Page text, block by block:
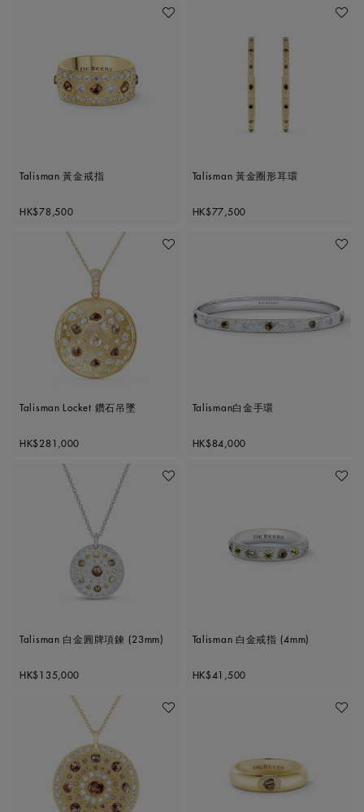
加入喜愛清單
Talisman 黃金戒指
Original price
HK$78,500
加入喜
Talisman 黃金圈形耳環
Original price
HK$77,500
加入喜愛清單
Talisman Locket 鑽石吊墜
Original price
HK$281,000
加入喜
Talisman白金手環
Original price
HK$84,000
加入喜愛清單
Talisman 白金圓牌項鍊 (23mm)
Original price
HK$135,000
加入喜
Talisman 白金戒指 (4mm)
Original price
HK$41,500
加入喜愛清單 加入喜